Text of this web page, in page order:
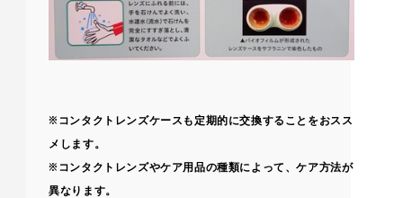
※コンタクトレンズケースも定期的に交換することをおスス
メします。
※コンタクトレンズやケア用品の種類によって、ケア方法が
異なります。